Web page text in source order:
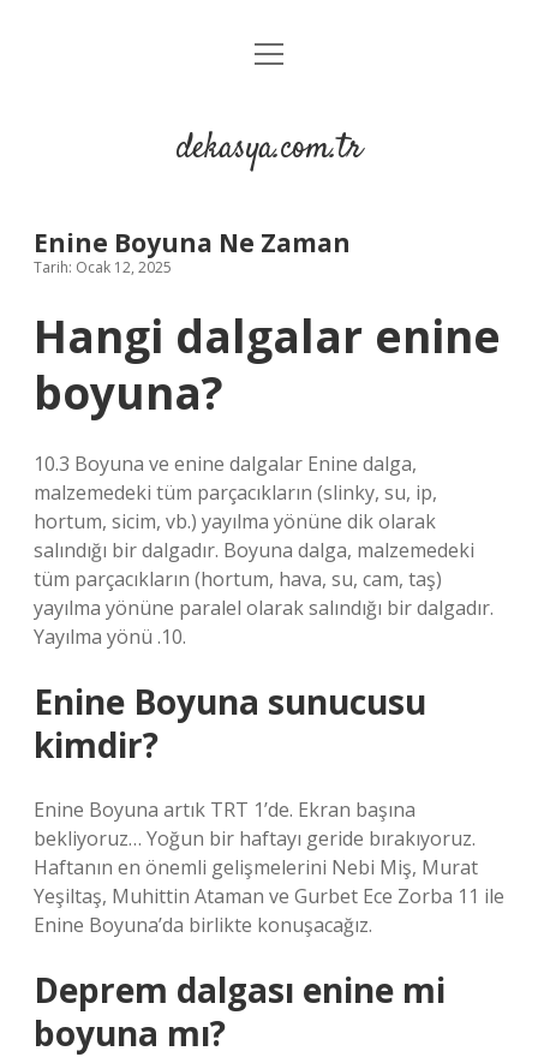
Anasayfa
Yasal Uyarı
menüyü
dekasya.com.tr
Enine Boyuna Ne Zaman
Tarih: Ocak 12, 2025
Hangi dalgalar enine
boyuna?
10.3 Boyuna ve enine dalgalar Enine dalga,
malzemedeki tüm parçacıkların (slinky, su, ip,
hortum, sicim, vb.) yayılma yönüne dik olarak
salındığı bir dalgadır. Boyuna dalga, malzemedeki
tüm parçacıkların (hortum, hava, su, cam, taş)
yayılma yönüne paralel olarak salındığı bir dalgadır.
Yayılma yönü .10.
Enine Boyuna sunucusu
kimdir?
Enine Boyuna artık TRT 1’de. Ekran başına
bekliyoruz… Yoğun bir haftayı geride bırakıyoruz.
Haftanın en önemli gelişmelerini Nebi Miş, Murat
Yeşiltaş, Muhittin Ataman ve Gurbet Ece Zorba 11 ile
Enine Boyuna’da birlikte konuşacağız.
Deprem dalgası enine mi
boyuna mı?